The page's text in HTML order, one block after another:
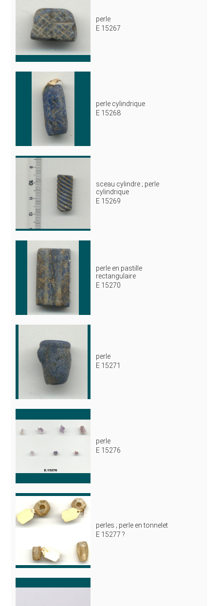
perle
E 15267
perle cylindrique
E 15268
sceau cylindre ; perle
cylindrique
E 15269
perle en pastille
rectangulaire
E 15270
perle
E 15271
perle
E 15276
perles ; perle en tonnelet
E 15277 ?